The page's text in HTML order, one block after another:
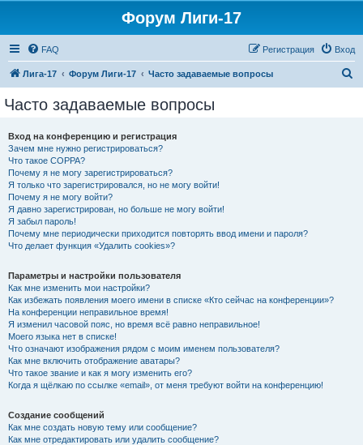
Форум Лиги-17
FAQ Вход
Регистрация
Лига-17 Форум Лиги-17 Часто задаваемые вопросы
Часто задаваемые вопросы
Вход на конференцию и регистрация
Зачем мне нужно регистрироваться?
Что такое COPPA?
Почему я не могу зарегистрироваться?
Я только что зарегистрировался, но не могу войти!
Почему я не могу войти?
Я давно зарегистрирован, но больше не могу войти!
Я забыл пароль!
Почему мне периодически приходится повторять ввод имени и пароля?
Что делает функция «Удалить cookies»?
Параметры и настройки пользователя
Как мне изменить мои настройки?
Как избежать появления моего имени в списке «Кто сейчас на конференции»?
На конференции неправильное время!
Я изменил часовой пояс, но время всё равно неправильное!
Моего языка нет в списке!
Что означают изображения рядом с моим именем пользователя?
Как мне включить отображение аватары?
Что такое звание и как я могу изменить его?
Когда я щёлкаю по ссылке «email», от меня требуют войти на конференцию!
Создание сообщений
Как мне создать новую тему или сообщение?
Как мне отредактировать или удалить сообщение?